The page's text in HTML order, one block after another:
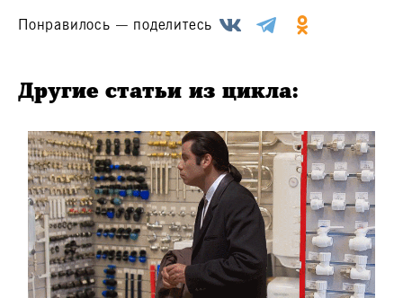
Понравилось — поделитесь
Другие статьи из цикла: